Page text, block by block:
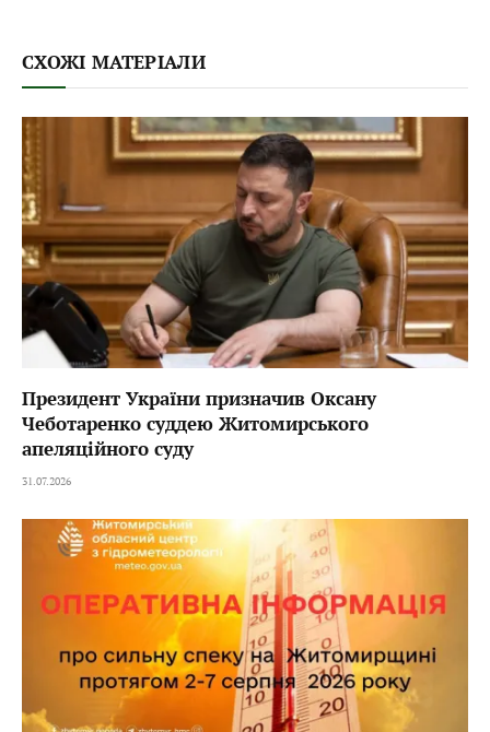
СХОЖІ МАТЕРІАЛИ
Президент України призначив Оксану
Чеботаренко суддею Житомирського
апеляційного суду
31.07.2026